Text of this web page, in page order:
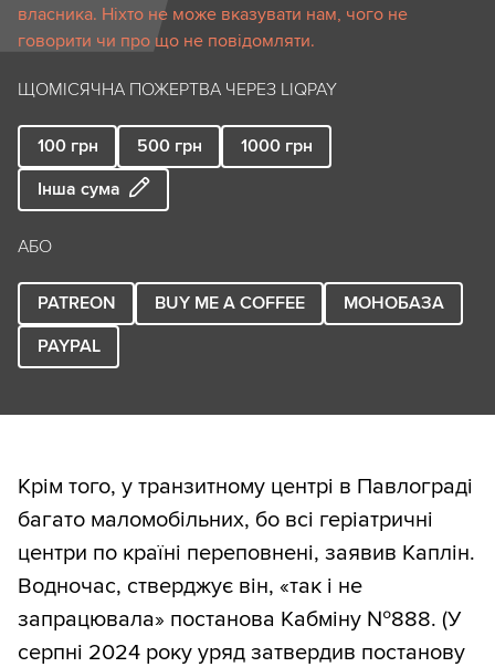
власника. Ніхто не може вказувати нам, чого не
говорити чи про що не повідомляти.
ЩОМІСЯЧНА ПОЖЕРТВА ЧЕРЕЗ LIQPAY
100 грн 500 грн 1000 грн
Інша сума
АБО
PATREON BUY ME A COFFEE
МОНОБАЗА
PAYPAL
Крім того, у транзитному центрі в Павлограді
багато маломобільних, бо всі геріатричні
центри по країні переповнені, заявив Каплін.
Водночас, стверджує він, «так і не
запрацювала» постанова Кабміну №888. (У
серпні 2024 року уряд затвердив постанову